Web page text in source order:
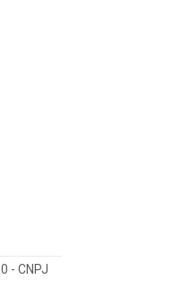
- CNPJ